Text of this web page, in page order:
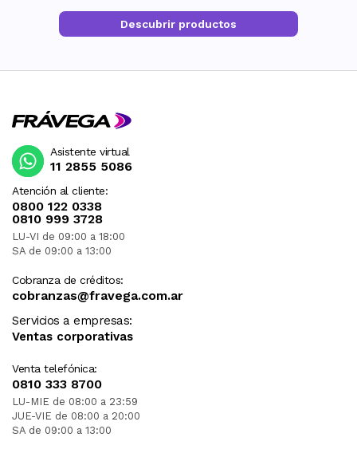
Descubrir productos
Atención al cliente:
0800 122 0338
0810 999 3728
LU-VI de 09:00 a 18:00
SA de 09:00 a 13:00
Cobranza de créditos:
cobranzas@fravega.com.ar
Servicios a empresas:
Ventas corporativas
Venta telefónica:
0810 333 8700
LU-MIE de 08:00 a 23:59
JUE-VIE de 08:00 a 20:00
SA de 09:00 a 13:00
Asistente virtual
11 2855 5086